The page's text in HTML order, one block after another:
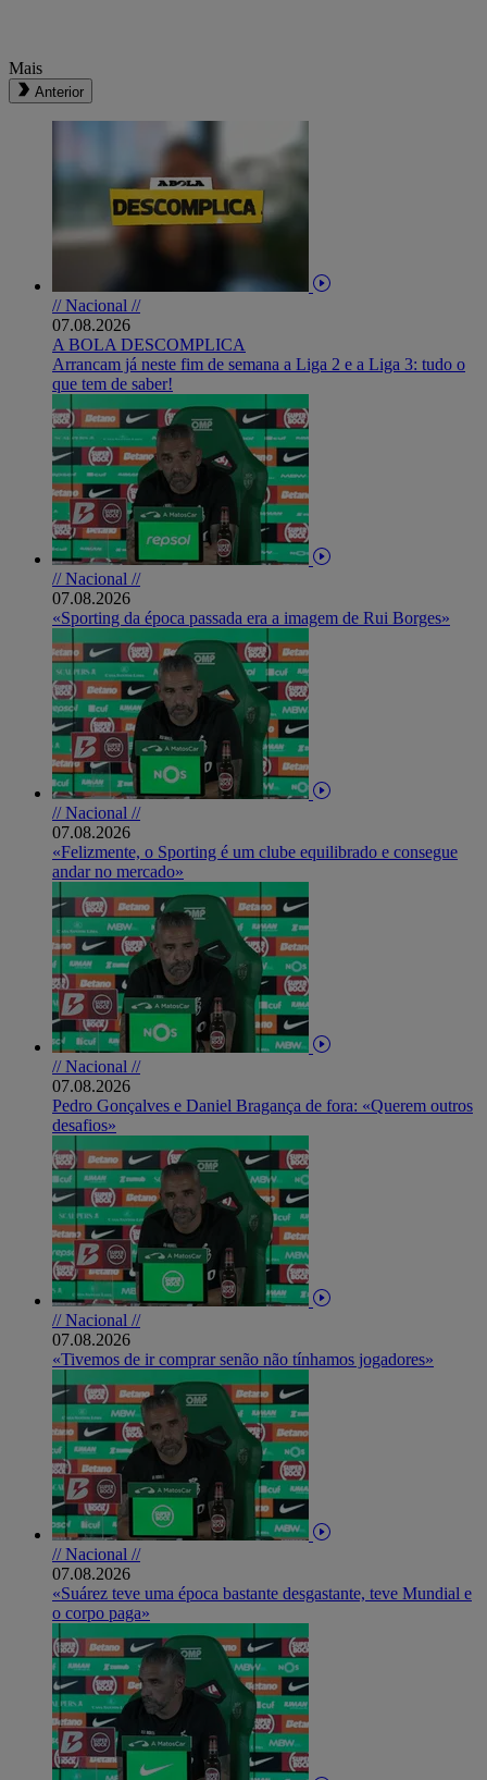
Mais
Anterior
// Nacional //
07.08.2026
A BOLA DESCOMPLICA
Arrancam já neste fim de semana a Liga 2 e a Liga 3: tudo o
que tem de saber!
// Nacional //
07.08.2026
«Sporting da época passada era a imagem de Rui Borges»
// Nacional //
07.08.2026
«Felizmente, o Sporting é um clube equilibrado e consegue
andar no mercado»
// Nacional //
07.08.2026
Pedro Gonçalves e Daniel Bragança de fora: «Querem outros
desafios»
// Nacional //
07.08.2026
«Tivemos de ir comprar senão não tínhamos jogadores»
// Nacional //
07.08.2026
«Suárez teve uma época bastante desgastante, teve Mundial e
o corpo paga»